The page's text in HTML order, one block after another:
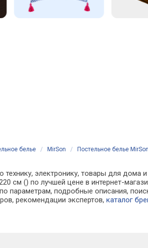
белье / MirSon / Постельное белье
электронику, товары для дома
220 см () по лучшей цене в интернет-
параметрам, подробные описания,
рекомендации экспертов,каталог